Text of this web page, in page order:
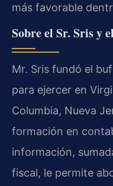
más favorable
Sobre el Sr. Sris y
Mr. Sris fundó el
para ejercer en
Columbia, Nueva
formación en
información,
fiscal, le permite